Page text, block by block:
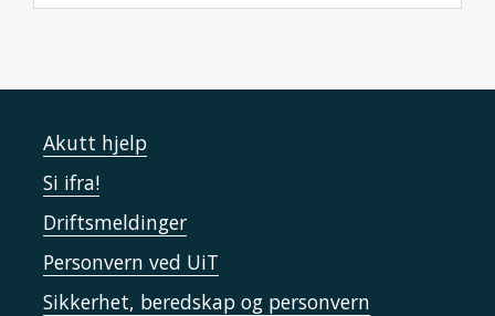
Akutt hjelp
Si ifra!
Driftsmeldinger
Personvern ved UiT
Sikkerhet, beredskap og personvern